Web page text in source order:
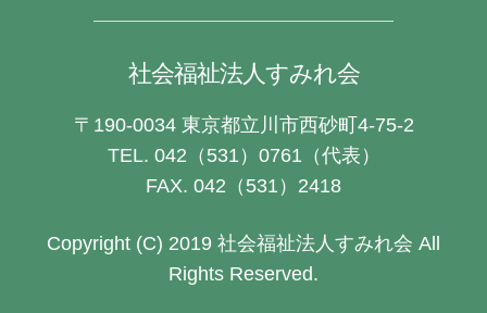
社会福祉法人すみれ会
〒190-0034 東京都立川市西砂町4-75-2
TEL. 042（531）0761（代表）
FAX. 042（531）2418
Copyright (C) 2019 社会福祉法人すみれ会 All
Rights Reserved.